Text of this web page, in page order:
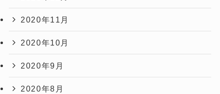
2020年11月
2020年10月
2020年9月
2020年8月